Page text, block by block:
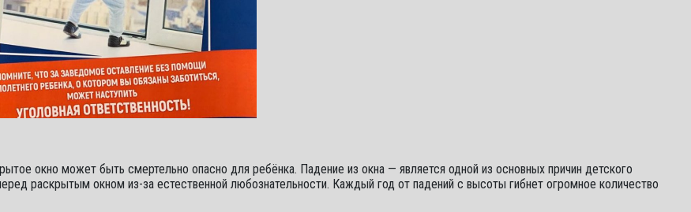
окно может быть смертельно опасно для ребёнка. Падение из окна — является одной из основных причин детского
раскрытым окном из-за естественной любознательности. Каждый год от падений с высоты гибнет огромное количество